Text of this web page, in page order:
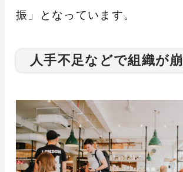
振」となっています。
人手不足などで組織が